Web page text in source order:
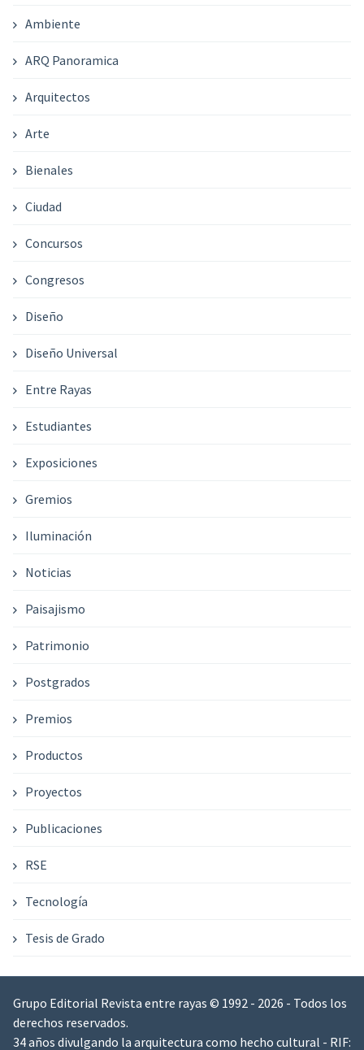
Ambiente
ARQ Panoramica
Arquitectos
Arte
Bienales
Ciudad
Concursos
Congresos
Diseño
Diseño Universal
Entre Rayas
Estudiantes
Exposiciones
Gremios
Iluminación
Noticias
Paisajismo
Patrimonio
Postgrados
Premios
Productos
Proyectos
Publicaciones
RSE
Tecnología
Tesis de Grado
Grupo Editorial Revista entre rayas © 1992 - 2026 - Todos los
derechos reservados.
34 años divulgando la arquitectura como hecho cultural - RIF: